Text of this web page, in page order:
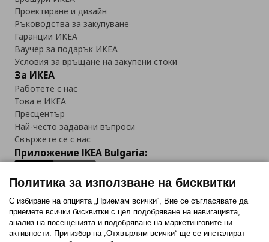
Проектиране и дизайн
Ръководства за закупуване
Гаранции ИКЕА
Ваучер за подарък ИКЕА
Условия за връщане на закупени стоки
За ИКЕА
Работете с нас
Това е ИКЕА
Пресцентър
Най-често задавани въпроси
Свържете се с нас
Приложение IKEA Bulgaria:
Последвайте ни:
FacebookTwitterYoutubePinterestInstagram
Политика за използване на бисквитки
С избиране на опцията „Приемам всички“, Вие се съгласявате да
приемете всички бисквитки с цел подобряване на навигацията,
анализ на посещенията и подобряване на маркетинговите ни
активности. При избор на „Отхвърлям всички“ ще се инсталират